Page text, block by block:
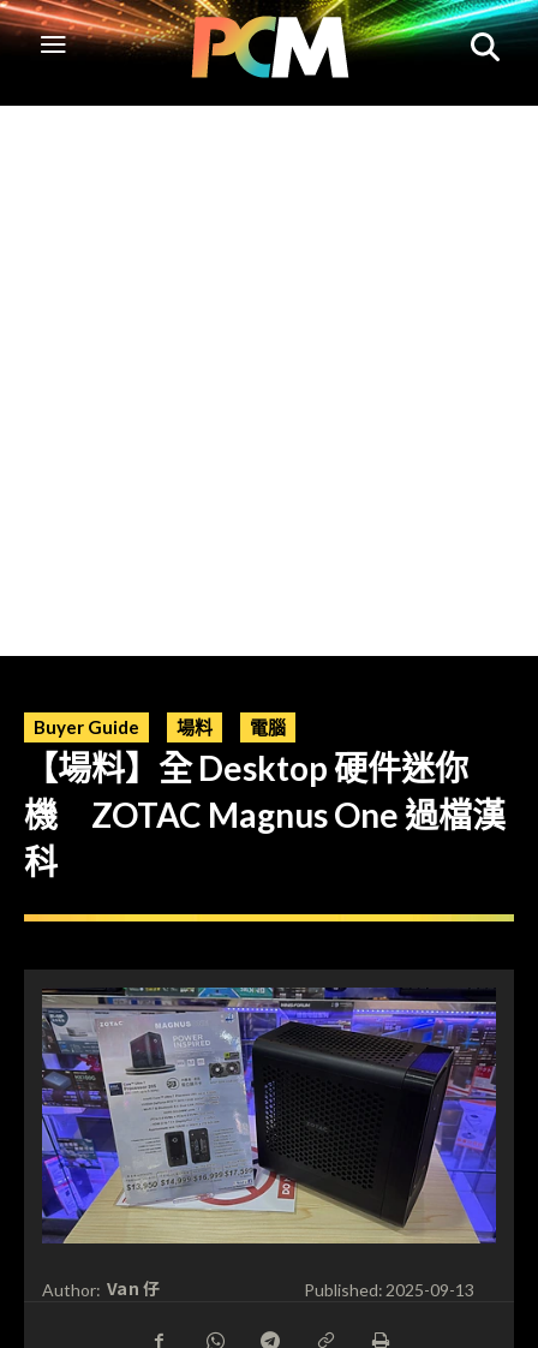
Buyer Guide 場料 電腦
【場料】全 Desktop 硬件迷你
機 ZOTAC Magnus One 過檔漢
科
Author: Van 仔 Published: 2025-09-13